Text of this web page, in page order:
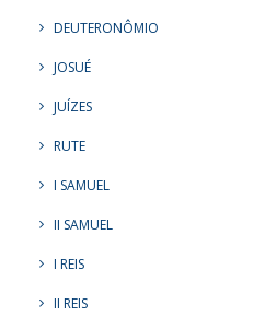
DEUTERONÔMIO
JOSUÉ
JUÍZES
RUTE
I SAMUEL
II SAMUEL
I REIS
II REIS